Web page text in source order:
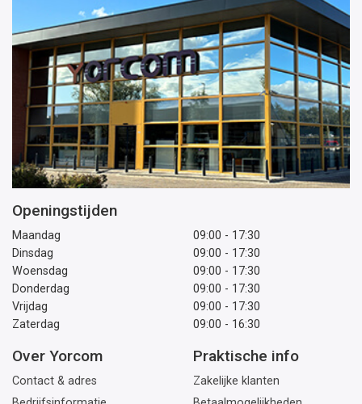
Openingstijden
Maandag
09:00 - 17:30
Dinsdag
09:00 - 17:30
Woensdag
09:00 - 17:30
Donderdag
09:00 - 17:30
Vrijdag
09:00 - 17:30
Zaterdag
09:00 - 16:30
Over Yorcom
Contact & adres
Praktische info
Zakelijke klanten